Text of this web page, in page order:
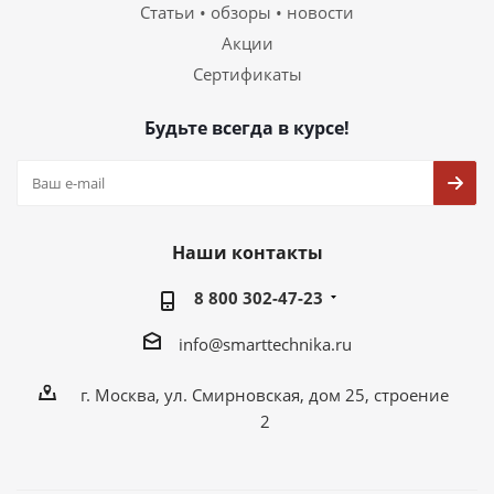
Статьи • обзоры • новости
Акции
Сертификаты
Будьте всегда в курсе!
Наши контакты
8 800 302-47-23
info@smarttechnika.ru
г. Москва, ул. Смирновская, дом 25, строение
2